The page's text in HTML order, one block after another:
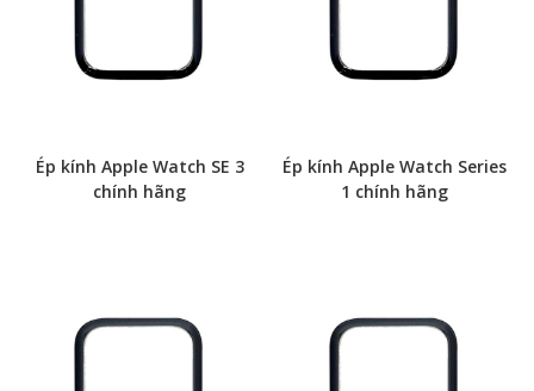
Ép kính Apple Watch SE 3
chính hãng
Ép kính Apple Watch Series
1 chính hãng